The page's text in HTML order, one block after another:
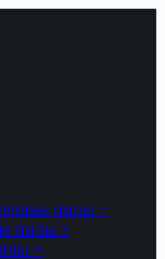
пилы +
пилы +
+